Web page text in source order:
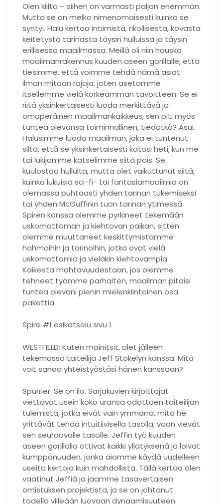
Olen kiilto – siihen on varmasti paljon enemmän.
Mutta se on melko nimenomaisesti kuinka se
syntyi. Halu kertoa intiimistä, rikollisesta, kovasta
keitetystä tarinasta täysin hulluissa ja täysin
erillisessä maailmassa. Meillä oli niin hauska
maailmanrakennus kuuden aseen gorillalle, että
tiesimme, että voimme tehdä nämä asiat
ilman mitään rajoja, joten asetamme
itsellemme vielä korkeamman tavoitteen. Se ei
riitä yksinkertaisesti luoda merkittävä ja
omaperäinen maailmankaikkeus, sen piti myös
tuntea olevansa toiminnallinen, tiedätkö? Asui.
Halusimme luoda maailman, joka ei tuntenut
siltä, ​​että se yksinkertaisesti katosi heti, kun me
tai lukijamme katselimme siitä pois. Se
kuulostaa hullulta, mutta olet vaikuttunut siitä,
kuinka lukuisia sci-fi- tai fantasiamaailmia on
olemassa puhtaasti yhden tarinan tukemiseksi
tai yhden McGuffinin tuon tarinan ytimessä.
Spiren kanssa olemme pyrkineet tekemään
uskomattoman ja kiehtovan paikan, sitten
olemme muuttaneet keskittymistämme
hahmoihin ja tarinoihin, jotka ovat vielä
uskomattomia ja vieläkin kiehtovampia.
Kaikesta mahtavuudestaan, jos olemme
tehneet työmme parhaiten, maailman pitäisi
tuntea olevani pienin mielenkiintoinen osa
pakettia.
Spire #1 esikatselu sivu 1
WESTFIELD: Kuten mainitsit, olet jälleen
tekemässä taiteilija Jeff Stokelyn kanssa. Mitä
voit sanoa yhteistyöstäsi hänen kanssaan?
Spurrier: Se on ilo. Sarjakuvien kirjoittajat
viettävät usein koko uransa odottaen taiteilijan
tulemista, jotka eivät vain ymmärrä, mitä he
yrittävät tehdä intuitiivisella tasolla, vaan vievät
sen seuraavalle tasolle. Jeffin työ kuuden
aseen gorillalla ottivat kaikki yllätyksenä ja loivat
kumppanuuden, jonka aiomme käydä uudelleen
useita kertoja kuin mahdollista. Tällä kertaa olen
vaatinut Jeffiä ja jaamme tasavertaisen
omistuksen projektista, ja se on johtanut
todella viileään luovaan dynaamisuuteen.